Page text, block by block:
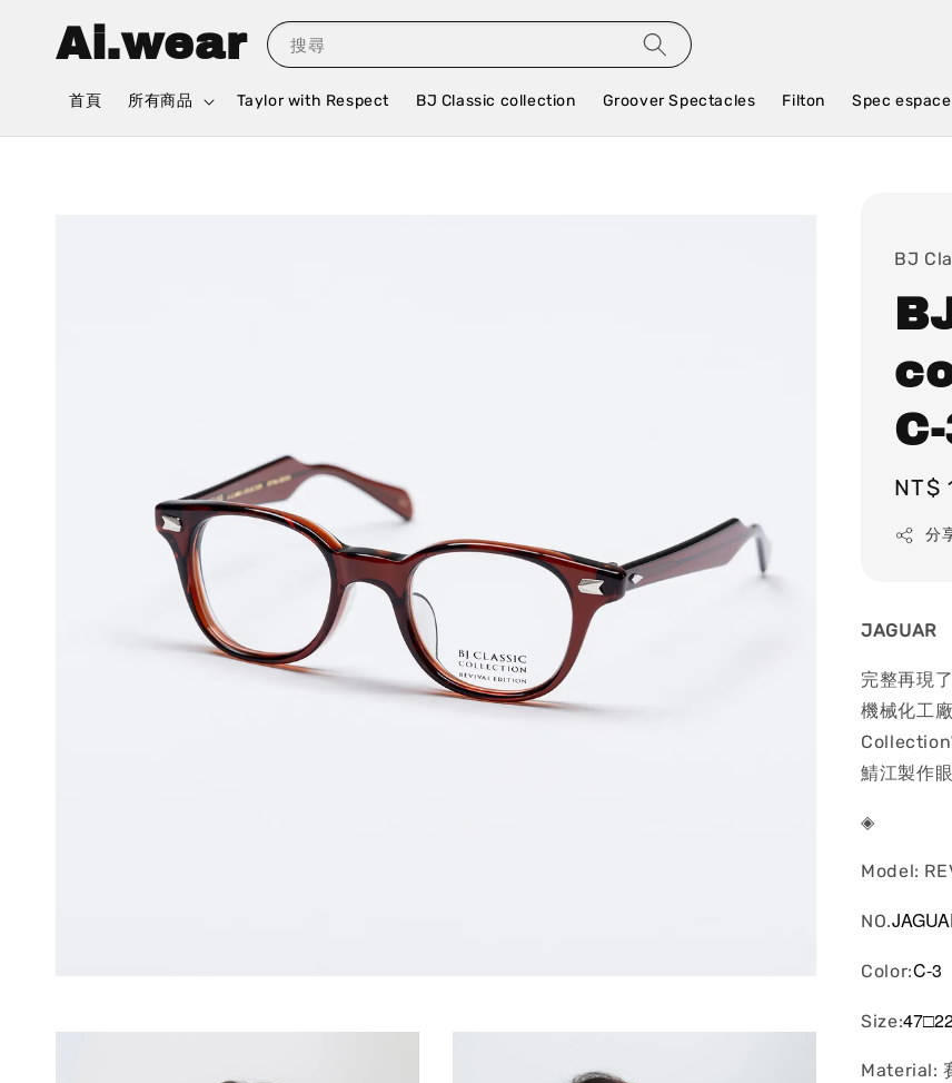
Ai.wear 搜尋
首頁 所有商品 Taylor with Respect BJ Classic collection Groover Spectacles Filton Spec espace
BJ
NT$
分
JAGUAR
完整再現
機械化工
Collection
鯖江製作
◈
Model:
NO.
Color:C-3
Size:
Material: